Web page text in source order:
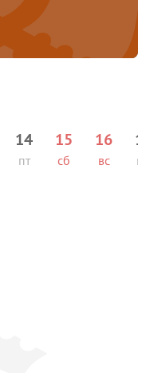
14
пт
15
сб
16
вс пн